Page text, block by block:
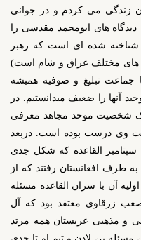
زندگی می کردم و در جوانی
های ابومحمد مقدسی را
شده ای است که رهبر
های مختلف عراق و شام است)
جماعت تبلیغ و صوفیه همیشه
آنها را ضعیف میدانستیم. در
یک شخصیت موحد مجاهد معرفی
وی درست بوده است. دربعد
دیگری شمالی بیان میکند که پس از ۱۱ سپتامبر القاعده که شکل جدی
طرف افغانستان رفتند که از
آن با سران القاعده مسئله
زرقاوی معتقد بود که آل
و مذهبی عربستان همه مرتد